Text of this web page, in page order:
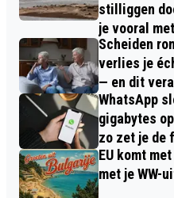
stilliggen
je vooral
Scheiden
verlies je
— en dit
WhatsApp
gigabytes
zo zet je de
EU komt
met je WW-